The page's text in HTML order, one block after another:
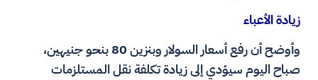
زيادة الأعباء
وأوضح أن رفع أسعار السولار وبنزين 80 بنحو جنيهين،
صباح اليوم سيؤدي إلى زيادة تكلفة نقل المستلزمات